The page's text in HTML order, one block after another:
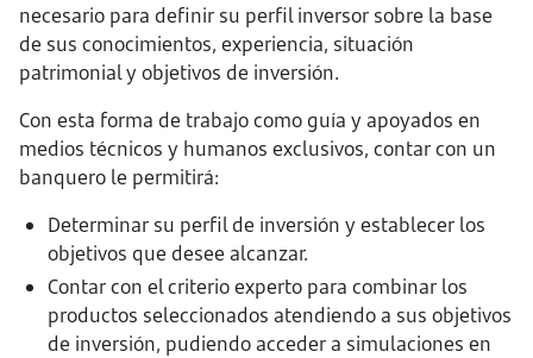
necesario para definir su perfil inversor sobre la base
de sus conocimientos, experiencia, situación
patrimonial y objetivos de inversión.
Con esta forma de trabajo como guía y apoyados en
medios técnicos y humanos exclusivos, contar con un
banquero le permitirá:
Determinar su perfil de inversión y establecer los
objetivos que desee alcanzar.
Contar con el criterio experto para combinar los
productos seleccionados atendiendo a sus objetivos
de inversión, pudiendo acceder a simulaciones en